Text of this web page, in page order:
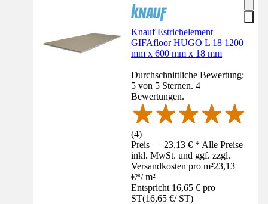
Knauf Estrichelement
GIFAfloor HUGO L 18 1200
mm x 600 mm x 18 mm
Durchschnittliche Bewertung:
5 von 5 Sternen. 4
Bewertungen.
(4)
Preis — 23,13 € * Alle Preise
inkl. MwSt. und ggf. zzgl.
Versandkosten pro m²23,13
€*/ m²
Entspricht 16,65 € pro
ST(16,65 €/ ST)